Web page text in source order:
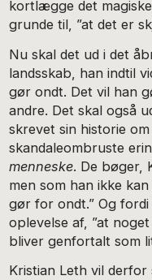
kortlægge det
grunde til, ”at det er
Nu skal det ud i det
landsskab, han indtil
gør ondt. Det vil han
andre. Det skal også
skrevet sin historie
skandaleombruste
menneske. De bøger,
men som han ikke
gør for ondt.” Og
oplevelse af, ”at
bliver genfortalt som
Kristian Leth vil